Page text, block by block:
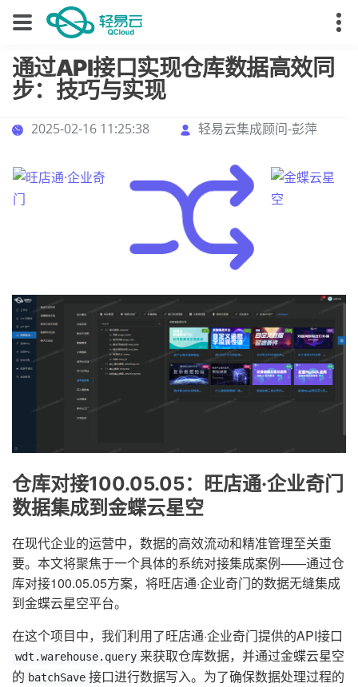
通过API接口实现仓库数据高效同
步：技巧与实现
2025-02-16 11:25:38 轻易云集成顾问-彭萍
仓库对接100.05.05：旺店通·企业奇门
数据集成到金蝶云星空
在现代企业的运营中，数据的高效流动和精准管理至关重
要。本文将聚焦于一个具体的系统对接集成案例——通过仓
库对接100.05.05方案，将旺店通·企业奇门的数据无缝集成
到金蝶云星空平台。
在这个项目中，我们利用了旺店通·企业奇门提供的API接口
wdt.warehouse.query 来获取仓库数据，并通过金蝶云星空
的 batchSave 接口进行数据写入。为了确保数据处理过程的